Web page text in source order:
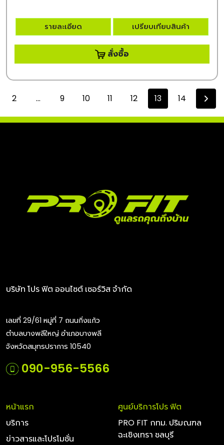
รายละเอียด เปรียบเทียบสินค้า
สั่งซื้อ
2 ... 9 10 11 12 13 14
บริษัท โปร ฟิต ออนไซต์ เซอร์วิส จำกัด
เลขที่ 29/61 หมู่ที่ 7 ถนนกิ่งแก้ว
ตำบลบางพลีใหญ่ อำเภอบางพลี
จังหวัดสมุทรปราการ 10540
090-956-5566
หน้าแรก
บริการ
ข่าวสารและโปรโมชั่น
ศูนย์บริการโปร ฟิต
PRO FIT กทม. ปริมณฑล
ฉะเชิงเทรา ชลบุรี